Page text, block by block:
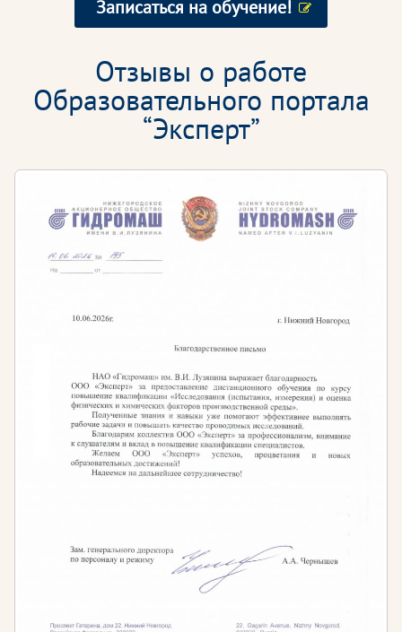
Записаться на обучение!
Отзывы о работе
Образовательного портала
“Эксперт”